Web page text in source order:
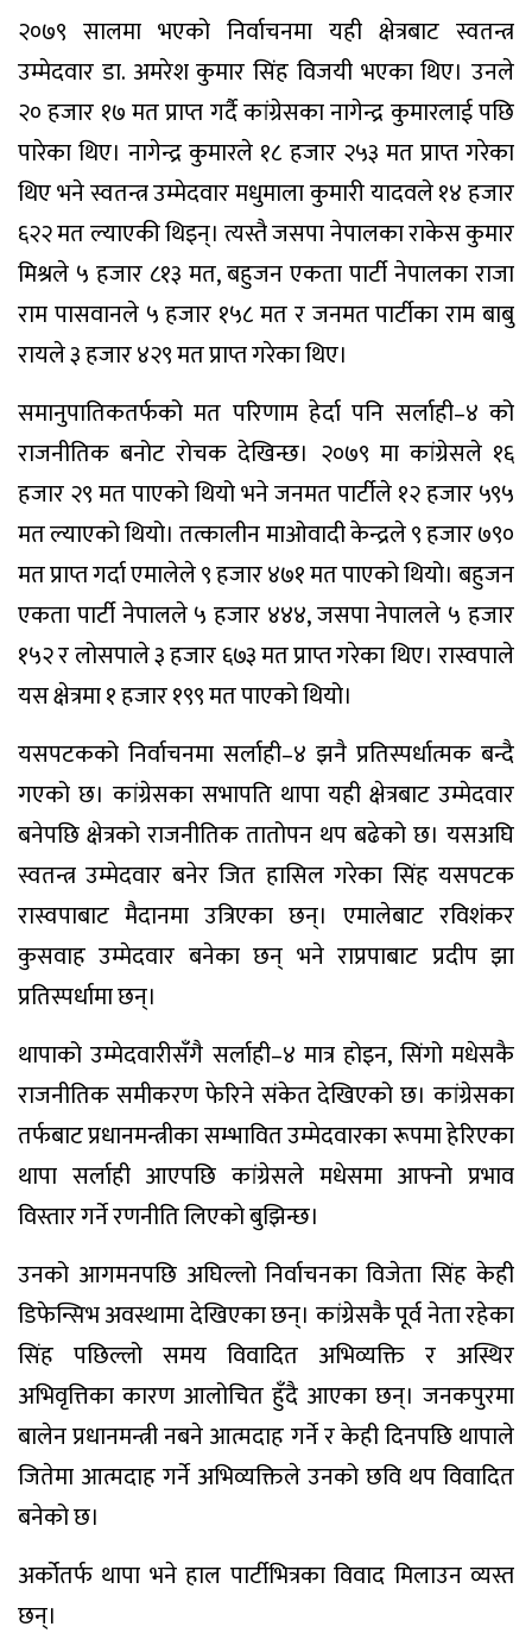
२०७९ सालमा भएको निर्वाचनमा यही क्षेत्रबाट स्वतन्त्र
उम्मेदवार डा. अमरेश कुमार सिंह विजयी भएका थिए। उनले
२० हजार १७ मत प्राप्त गर्दै कांग्रेसका नागेन्द्र कुमारलाई पछि
पारेका थिए। नागेन्द्र कुमारले १८ हजार २५३ मत प्राप्त गरेका
थिए भने स्वतन्त्र उम्मेदवार मधुमाला कुमारी यादवले १४ हजार
६२२ मत ल्याएकी थिइन्। त्यस्तै जसपा नेपालका राकेस कुमार
मिश्रले ५ हजार ८१३ मत, बहुजन एकता पार्टी नेपालका राजा
राम पासवानले ५ हजार १५८ मत र जनमत पार्टीका राम बाबु
रायले ३ हजार ४२९ मत प्राप्त गरेका थिए।
समानुपातिकतर्फको मत परिणाम हेर्दा पनि सर्लाही–४ को
राजनीतिक बनोट रोचक देखिन्छ। २०७९ मा कांग्रेसले १६
हजार २९ मत पाएको थियो भने जनमत पार्टीले १२ हजार ५९५
मत ल्याएको थियो। तत्कालीन माओवादी केन्द्रले ९ हजार ७९०
मत प्राप्त गर्दा एमालेले ९ हजार ४७१ मत पाएको थियो। बहुजन
एकता पार्टी नेपालले ५ हजार ४४४, जसपा नेपालले ५ हजार
१५२ र लोसपाले ३ हजार ६७३ मत प्राप्त गरेका थिए। रास्वपाले
यस क्षेत्रमा १ हजार १९९ मत पाएको थियो।
यसपटकको निर्वाचनमा सर्लाही–४ झनै प्रतिस्पर्धात्मक बन्दै
गएको छ। कांग्रेसका सभापति थापा यही क्षेत्रबाट उम्मेदवार
बनेपछि क्षेत्रको राजनीतिक तातोपन थप बढेको छ। यसअघि
स्वतन्त्र उम्मेदवार बनेर जित हासिल गरेका सिंह यसपटक
रास्वपाबाट मैदानमा उत्रिएका छन्। एमालेबाट रविशंकर
कुसवाह उम्मेदवार बनेका छन् भने राप्रपाबाट प्रदीप झा
प्रतिस्पर्धामा छन्।
थापाको उम्मेदवारीसँगै सर्लाही–४ मात्र होइन, सिंगो मधेसकै
राजनीतिक समीकरण फेरिने संकेत देखिएको छ। कांग्रेसका
तर्फबाट प्रधानमन्त्रीका सम्भावित उम्मेदवारका रूपमा हेरिएका
थापा सर्लाही आएपछि कांग्रेसले मधेसमा आफ्नो प्रभाव
विस्तार गर्ने रणनीति लिएको बुझिन्छ।
उनको आगमनपछि अघिल्लो निर्वाचनका विजेता सिंह केही
डिफेन्सिभ अवस्थामा देखिएका छन्। कांग्रेसकै पूर्व नेता रहेका
सिंह पछिल्लो समय विवादित अभिव्यक्ति र अस्थिर
अभिवृत्तिका कारण आलोचित हुँदै आएका छन्। जनकपुरमा
बालेन प्रधानमन्त्री नबने आत्मदाह गर्ने र केही दिनपछि थापाले
जितेमा आत्मदाह गर्ने अभिव्यक्तिले उनको छवि थप विवादित
बनेको छ।
अर्कोतर्फ थापा भने हाल पार्टीभित्रका विवाद मिलाउन व्यस्त
छन्।